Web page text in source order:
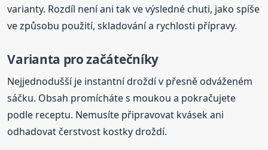
varianty. Rozdíl není ani tak ve výsledné chuti, jako spíše
ve způsobu použití, skladování a rychlosti přípravy.
Varianta pro začátečníky
Nejjednodušší je instantní droždí v přesně odváženém
sáčku. Obsah promícháte s moukou a pokračujete
podle receptu. Nemusíte připravovat kvásek ani
odhadovat čerstvost kostky droždí.